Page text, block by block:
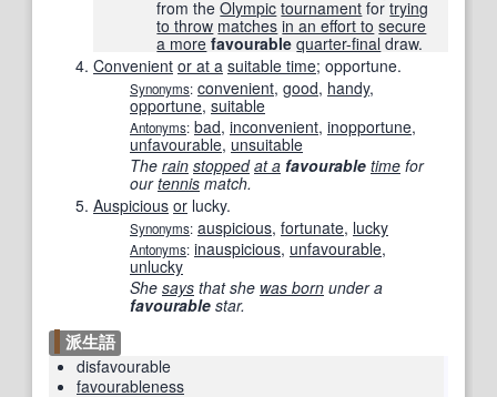
from theOlympic tournament fortrying
to throw matches in an effort to secure
a more favourable quarter-final draw.
Convenient or at a suitable time; opportune.
Synonyms: convenient, good, handy,
opportune, suitable
Antonyms: bad, inconvenient, inopportune,
unfavourable, unsuitable
The rain stopped at a favourable time for
ourtennis match.
Auspicious or lucky.
Synonyms: auspicious, fortunate, lucky
Antonyms: inauspicious, unfavourable,
unlucky
She says that she was born under a
favourable star.
派生語
disfavourable
favourableness